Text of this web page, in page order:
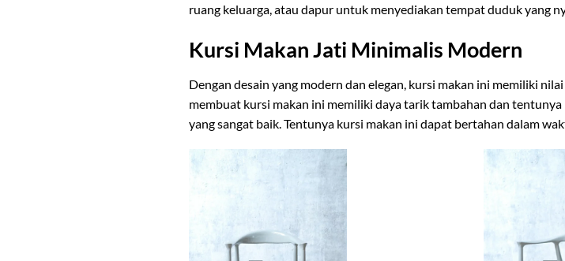
ruang keluarga, atau dapur untuk menyediakan tempat duduk yang
Kursi Makan Jati Minimalis Modern
Dengan desain yang modern dan elegan, kursi makan ini memiliki
membuat kursi makan ini memiliki daya tarik tambahan dan
yang sangat baik. Tentunya kursi makan ini dapat bertahan dalam